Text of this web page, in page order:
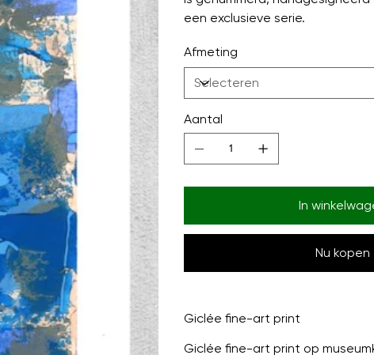
een exclusieve serie.
Afmeting
Aantal
In
Nu kopen
Giclée fine-art print
Giclée fine-art print op